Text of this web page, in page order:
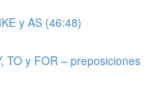
y AS (46:48)
TO y FOR – preposiciones